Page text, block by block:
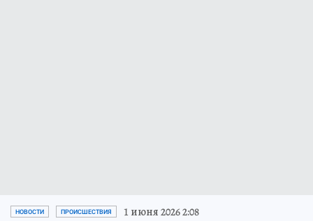
НОВОСТИ ПРОИСШЕСТВИЯ 1 июня 2026 2:08